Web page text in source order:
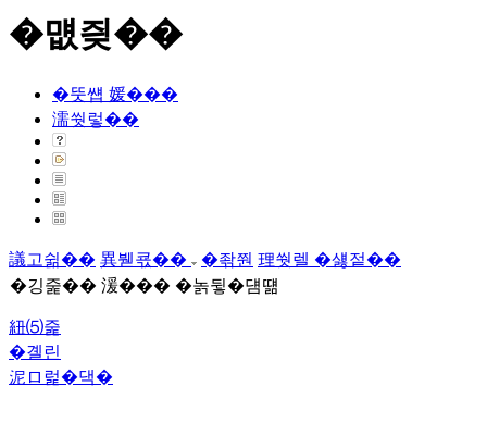
�먮즺��
�뚯썝 媛���
濡쒓렇��
議고쉶�� 異붿쿇�� �좎쭨 理쒓렐 �섏젙��
�깅줉�� 湲��� �놁뒿�덈떎
紐⑸줉
�곌린
泥ロ럹�댁�